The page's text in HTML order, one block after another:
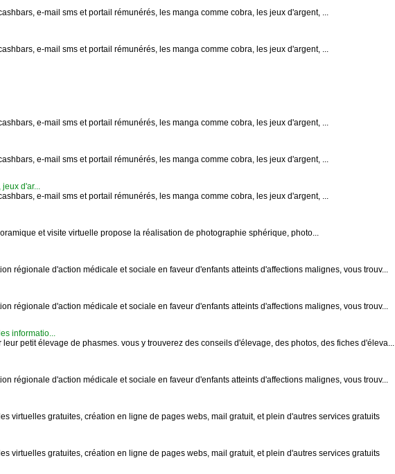
e-mail sms et portail rémunérés, les manga comme cobra, les jeux d'argent, ...
e-mail sms et portail rémunérés, les manga comme cobra, les jeux d'argent, ...
e-mail sms et portail rémunérés, les manga comme cobra, les jeux d'argent, ...
e-mail sms et portail rémunérés, les manga comme cobra, les jeux d'argent, ...
jeux d'ar...
e-mail sms et portail rémunérés, les manga comme cobra, les jeux d'argent, ...
et visite virtuelle propose la réalisation de photographie sphérique, photo...
régionale d'action médicale et sociale en faveur d'enfants atteints d'affections malignes, vous trouv...
régionale d'action médicale et sociale en faveur d'enfants atteints d'affections malignes, vous trouv...
informatio...
petit élevage de phasmes. vous y trouverez des conseils d'élevage, des photos, des fiches d'éleva...
régionale d'action médicale et sociale en faveur d'enfants atteints d'affections malignes, vous trouv...
virtuelles gratuites, création en ligne de pages webs, mail gratuit, et plein d'autres services gratuits
virtuelles gratuites, création en ligne de pages webs, mail gratuit, et plein d'autres services gratuits